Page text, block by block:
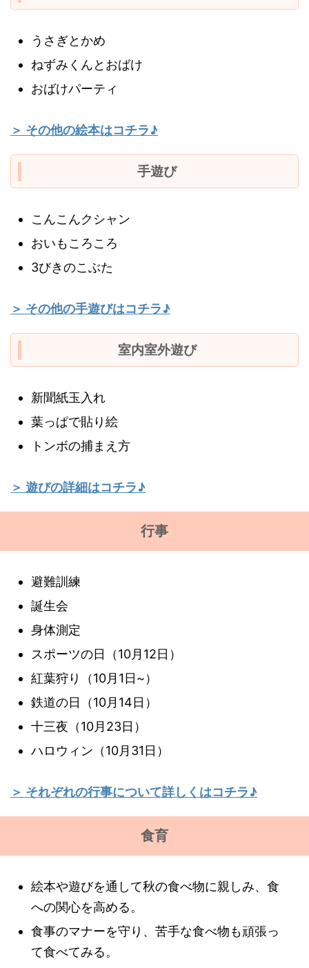
うさぎとかめ
ねずみくんとおばけ
おばけパーティ
＞ その他の絵本はコチラ♪
手遊び
こんこんクシャン
おいもころころ
3びきのこぶた
＞ その他の手遊びはコチラ♪
室内室外遊び
新聞紙玉入れ
葉っぱで貼り絵
トンボの捕まえ方
＞ 遊びの詳細はコチラ♪
行事
避難訓練
誕生会
身体測定
スポーツの日（10月12日）
紅葉狩り（10月1日~）
鉄道の日（10月14日）
十三夜（10月23日）
ハロウィン（10月31日）
＞ それぞれの行事について詳しくはコチラ♪
食育
絵本や遊びを通して秋の食べ物に親しみ、食
への関心を高める。
食事のマナーを守り、苦手な食べ物も頑張っ
て食べてみる。